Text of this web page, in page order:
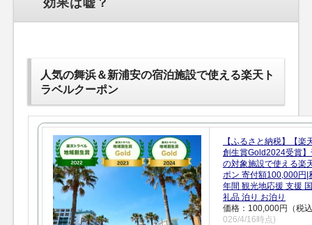
効果は嘘？
人気の舞浜＆新浦安の宿泊施設で使える楽天ト
ラベルクーポン
【ふるさと納税】【楽
創生賞Gold2024受賞
の対象施設で使える楽
ポン 寄付額100,000円|
年間 観光地応援 支援
礼品 泊り お泊り
価格：100,000円（税
026/4/16時点)